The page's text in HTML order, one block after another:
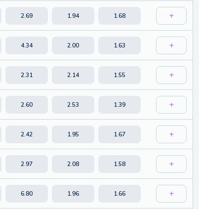
2.69 1.94 1.68
4.34 2.00 1.63
2.31 2.14 1.55
2.60 2.53 1.39
2.42 1.95 1.67
2.97 2.08 1.58
6.80 1.96 1.66